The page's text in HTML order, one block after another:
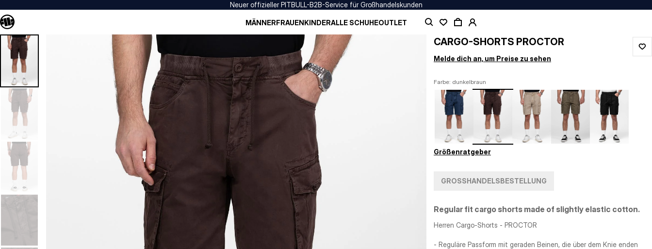
Neuer offizieller PITBULL-B2B-Service für Großhandelskunden
MÄNNERFRAUENKINDERALLE SCHUHEOUTLET
CARGO-SHORTS PROCTOR
Melde dich an, um Preise zu sehen
Farbe: dunkelbraun
Größenratgeber
GROSSHANDELSBESTELLUNG
Regular fit cargo shorts made of slightly elastic cotton.
Herren Cargo-Shorts - PROCTOR
- Reguläre Passform mit geraden Beinen, die über dem Knie enden